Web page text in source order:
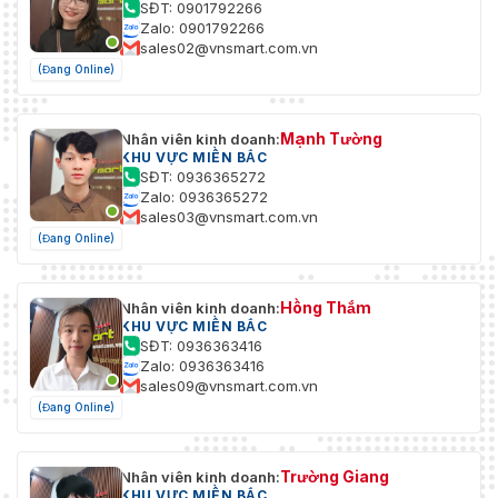
Lưu trữ
trên tàu:
Khe cắm Micro SD/SDHC/SDXC tích hợp, lên tới
128 GB
ÂM THANH
Lọc
môi
Tốc độ
lấy mẫu
âm
thanh:
8 kHz/16 kHz/32 kHz/44,1 kHz/48 kHz
Phạm vi
hồng
Bốn đèn LED hồng ngoại, lên tới 20 m
(Đang Online)
SĐT: 0901792266
Zalo: 0901792266
sales02@vnsmart.com.vn
(Đang Online)
Nhân viên kinh doanh:Mạnh Tường
KHU VỰC MIỀN BẮC
SĐT: 0936365272
Zalo: 0936365272
sales03@vnsmart.com.vn
(Đang Online)
Nhân viên kinh doanh:Hồng Thắm
KHU VỰC MIỀN BẮC
SĐT: 0936363416
Zalo: 0936363416
sales09@vnsmart.com.vn
Nhân viên kinh doanh:Trường Giang